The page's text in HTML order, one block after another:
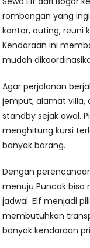
rombongan yang
kantor, outing, reuni
Kendaraan ini
mudah
Agar perjalanan
jemput, alamat villa,
standby sejak awal.
menghitung kursi
banyak barang.
Dengan
menuju Puncak bisa
jadwal. Elf menjadi
membutuhkan
banyak kendaraan